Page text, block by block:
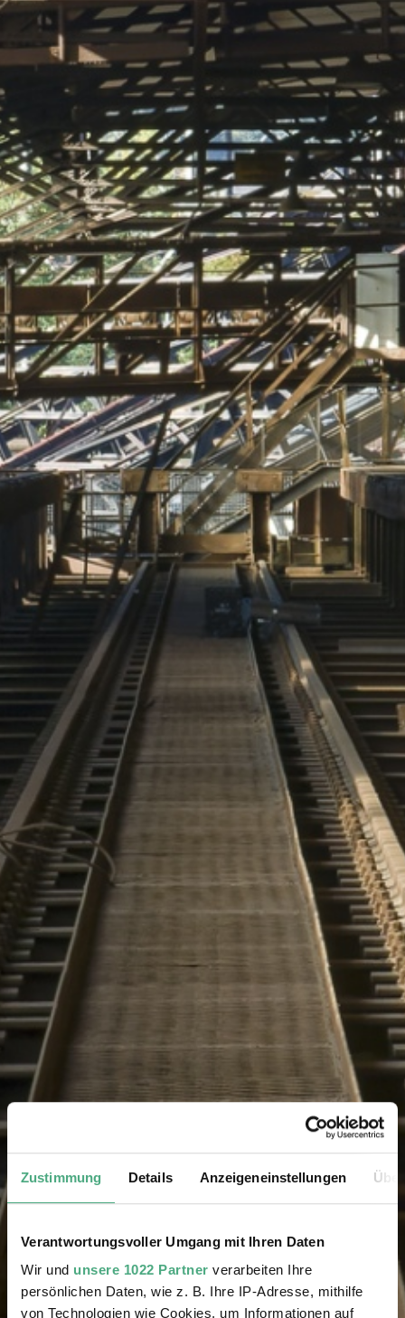
Zustimmung Details Anzeigeneinstellungen
Verantwortungsvoller Umgang mit Ihren Daten
Wir und unsere 1022 Partner verarbeiten Ihre
persönlichen Daten, wie z. B. Ihre IP-Adresse, mithilfe
von Technologien wie Cookies, um Informationen auf
Die Schienen der
Copyright: